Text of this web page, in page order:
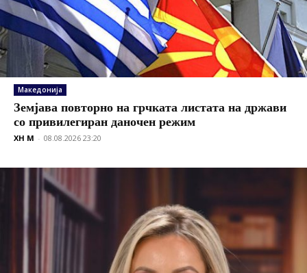
Македонија
Земјава повторно на грчката листата на држави
со привилегиран даночен режим
XH M - 08.08.2026 23:20